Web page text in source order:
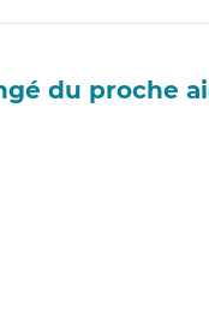
du proche